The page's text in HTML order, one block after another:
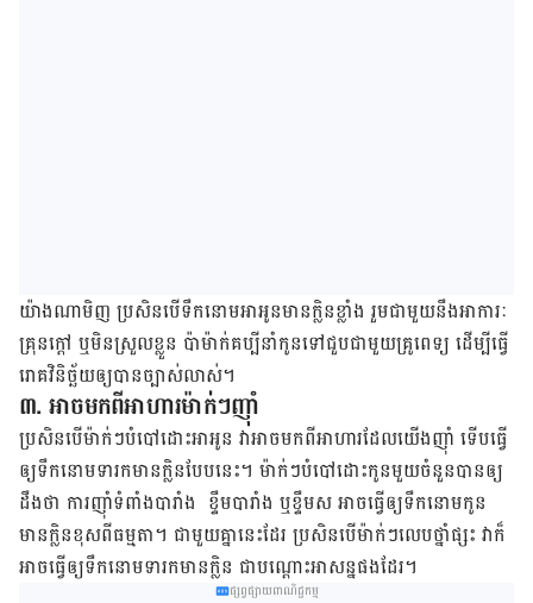
យ៉ាង​ណា​មិញ ប្រសិនបើ​ទឹក​នោម​អា​អូន​មាន​ក្លិន​ខ្លាំង​ រួម​ជាមួយ​នឹង​អាការៈ​
គ្រុន​ក្ដៅ ឬ​មិន​ស្រួល​ខ្លួន​ ប៉ា​ម៉ាក់​គប្បី​នាំ​កូន​ទៅ​ជួប​ជាមួយ​គ្រូពេទ្យ​ ដើម្បី​ធ្វើ
រោគវិនិច្ឆ័យ​ឲ្យ​បាន​ច្បាស់លាស់​។
៣. អាច​មក​ពី​អាហារ​​ម៉ាក់​ៗ​ញ៉ាំ​
ប្រសិនបើ​ម៉ាក់​ៗ​បំបៅ​ដោះ​អា​អូន វា​អាច​មក​ពី​អាហារ​ដែល​យើង​ញ៉ាំ ទើប​ធ្វើ​
ឲ្យ​ទឹក​នោម​ទារក​មាន​ក្លិន​បែប​នេះ​។​ ម៉ាក់​ៗ​បំបៅ​ដោះ​កូន​មួយ​ចំនួន​បាន​ឲ្យ​
ដឹង​ថា​ ការ​​ញ៉ាំ​ទំពាំង​បារាំង​ ខ្ទឹម​បារាំង​ ឬ​ខ្ទឹម​ស​​ អាច​ធ្វើ​ឲ្យ​ទឹក​នោម​កូន​​
មាន​ក្លិន​ខុស​ពី​ធម្មតា​។​ ​ជាមួយ​គ្នា​នេះ​ដែរ ប្រសិនបើ​ម៉ាក់​ៗ​លេប​ថ្នាំ​ផ្សះ វា​ក៏​
អាច​ធ្វើ​ឲ្យ​ទឹក​នោម​ទារក​មាន​ក្លិន​​ ជា​បណ្ដោះ​អាសន្ន​ផង​ដែរ​។
ផ្សព្វផ្សាយពាណិជ្ជកម្ម